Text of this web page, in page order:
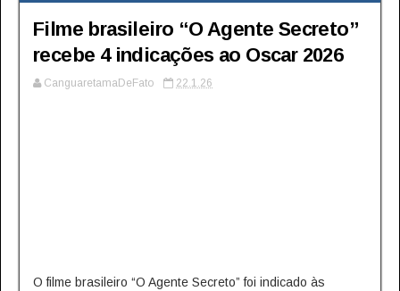
Filme brasileiro “O Agente Secreto”
recebe 4 indicações ao Oscar 2026
CanguaretamaDeFato 22.1.26
O filme brasileiro “O Agente Secreto” foi indicado às